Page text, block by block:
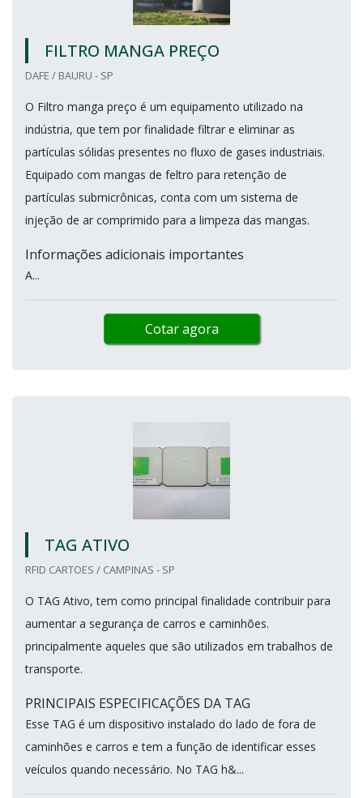
FILTRO MANGA PREÇO
DAFE / BAURU - SP
O Filtro manga preço é um equipamento utilizado na
indústria, que tem por finalidade filtrar e eliminar as
partículas sólidas presentes no fluxo de gases industriais.
Equipado com mangas de feltro para retenção de
partículas submicrônicas, conta com um sistema de
injeção de ar comprimido para a limpeza das mangas.
Informações adicionais importantes
A...
Cotar agora
TAG ATIVO
RFID CARTOES / CAMPINAS - SP
O TAG Ativo, tem como principal finalidade contribuir para
aumentar a segurança de carros e caminhões.
principalmente aqueles que são utilizados em trabalhos de
transporte.
PRINCIPAIS ESPECIFICAÇÕES DA TAG
Esse TAG é um dispositivo instalado do lado de fora de
caminhões e carros e tem a função de identificar esses
veículos quando necessário. No TAG h&...